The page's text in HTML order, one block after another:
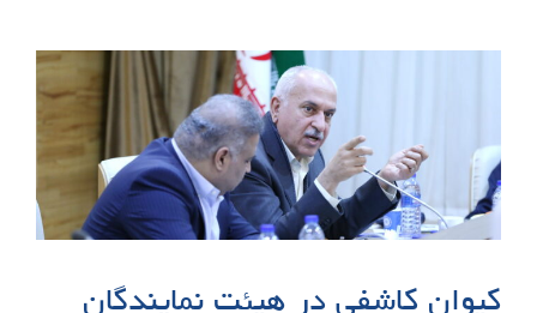
کیوان کاشفی در هیئت نمایندگان